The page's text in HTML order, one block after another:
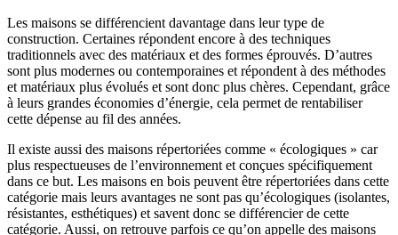
Les maisons se différencient davantage dans leur type de
construction. Certaines répondent encore à des techniques
traditionnels avec des matériaux et des formes éprouvés. D’autres
sont plus modernes ou contemporaines et répondent à des méthodes
et matériaux plus évolués et sont donc plus chères. Cependant, grâce
à leurs grandes économies d’énergie, cela permet de rentabiliser
cette dépense au fil des années.
Il existe aussi des maisons répertoriées comme « écologiques » car
plus respectueuses de l’environnement et conçues spécifiquement
dans ce but. Les maisons en bois peuvent être répertoriées dans cette
catégorie mais leurs avantages ne sont pas qu’écologiques (isolantes,
résistantes, esthétiques) et savent donc se différencier de cette
catégorie. Aussi, on retrouve parfois ce qu’on appelle des maisons